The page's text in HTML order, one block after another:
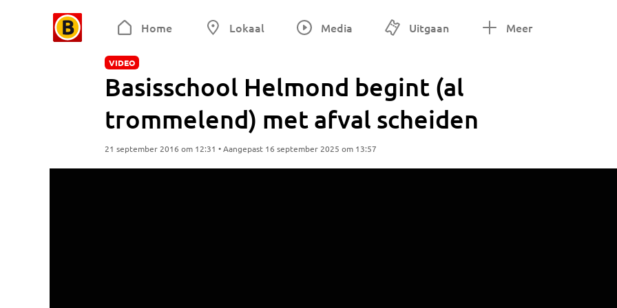
Home Lokaal Media Uitgaan Meer
VIDEO
Basisschool Helmond begint (al
trommelend) met afval scheiden
21 september 2016 om 12:31 • Aangepast 16 september 2025 om 13:57